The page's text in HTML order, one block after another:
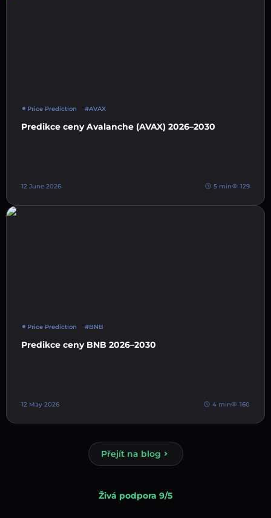
Price Prediction #AVAX
Predikce ceny Avalanche (AVAX) 2026–2030
12 June 2026 5 min 129
Price Prediction #BNB
Predikce ceny BNB 2026–2030
12 May 2026 4 min 160
Přejít na blog
Živá podpora 9/5